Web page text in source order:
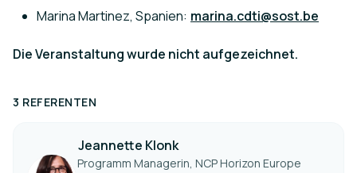
Marina Martinez, Spanien: marina.cdti@sost.be
Die Veranstaltung wurde nicht aufgezeichnet.
3 REFERENTEN
Jeannette Klonk
Programm Managerin, NCP Horizon Europe